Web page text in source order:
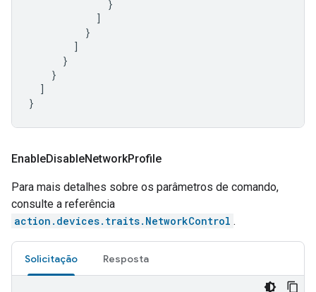
}
]
}
]
}
}
]
}
EnableDisableNetworkProfile
Para mais detalhes sobre os parâmetros de comando,
consulte a referência
action.devices.traits.NetworkControl .
Solicitação Resposta